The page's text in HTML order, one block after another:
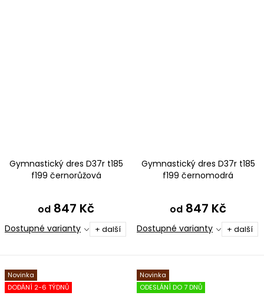
Gymnastický dres D37r t185
f199 černorůžová
od 847 Kč
Dostupné varianty + další
Gymnastický dres D37r t185
f199 černomodrá
od 847 Kč
Dostupné varianty + další
Novinka
DODÁNÍ 2-6 TÝDNŮ
Novinka
ODESLÁNÍ DO 7 DNŮ